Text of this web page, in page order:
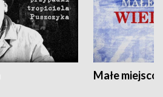
Małe